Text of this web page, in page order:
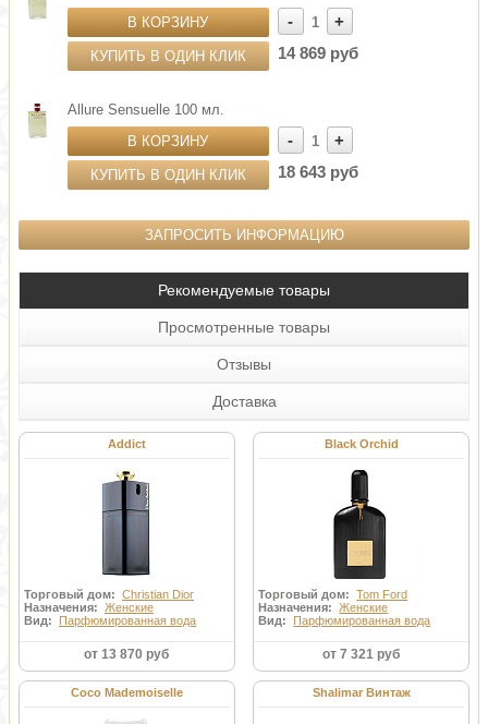
В КОРЗИНУ
КУПИТЬ В ОДИН КЛИК
- 1
+
14 869 руб
Allure Sensuelle 100 мл.
В КОРЗИНУ
КУПИТЬ В ОДИН КЛИК
- 1
+
18 643 руб
ЗАПРОСИТЬ ИНФОРМАЦИЮ
Рекомендуемые товары
Просмотренные товары
Отзывы
Доставка
Addict
Торговый дом: Christian Dior
Назначения: Женские
Вид: Парфюмированная вода
от 13 870 руб
Black Orchid
Торговый дом:Tom Ford
Назначения:Женские
Вид: Парфюмированная вода
от 7 321 руб
Coco Mademoiselle Shalimar Винтаж